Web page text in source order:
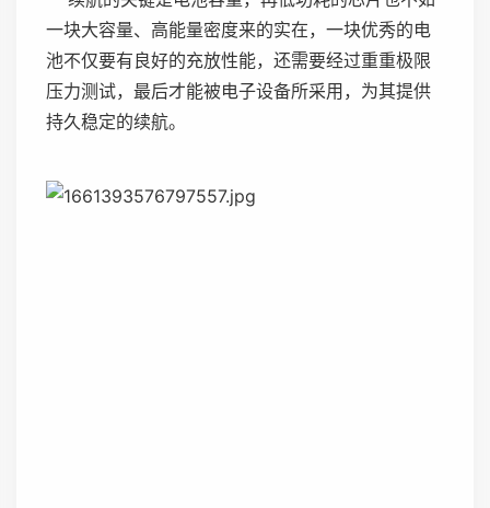
一块大容量、高能量密度来的实在，一块优秀的电
池不仅要有良好的充放性能，还需要经过重重极限
压力测试，最后才能被电子设备所采用，为其提供
持久稳定的续航。